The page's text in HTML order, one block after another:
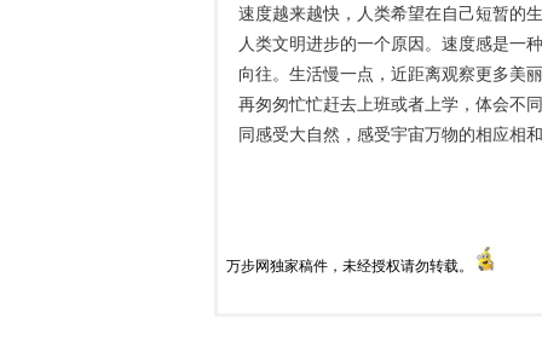
速度越来越快，人类希望在自己短暂的
人类文明进步的一个原因。速度感是一
向往。生活慢一点，近距离观察更多美
再匆匆忙忙赶去上班或者上学，体会不
同感受大自然，感受宇宙万物的相应相
万步网独家稿件，未经授权请勿转载。